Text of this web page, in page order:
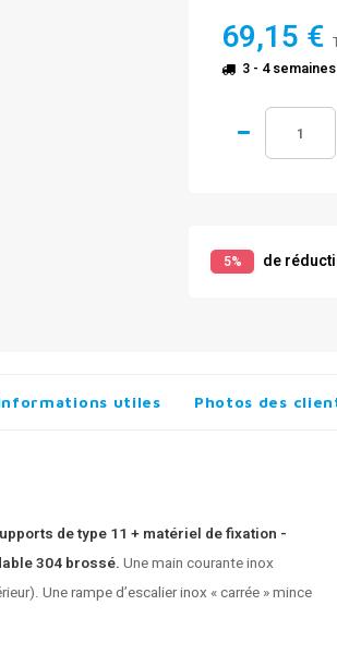
69,15 €
3 - 4 semaines
5% de
utiles Photos des
de type 11 + matériel de fixation -
304 brossé. Une main courante inox
Unerampe d’escalier inox « carrée » mince